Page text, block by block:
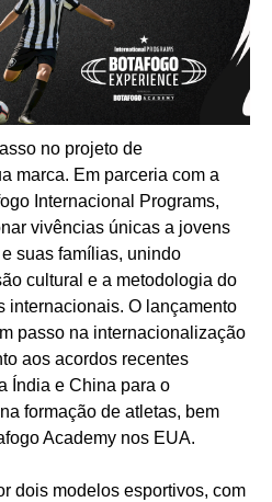
no projeto de
marca. Em parceria com a
Internacional Programs,
vivências únicas a jovens
suas famílias, unindo
cultural e a metodologia do
internacionais. O lançamento
passo na internacionalização
aos acordos recentes
Índia e China para o
formação de atletas, bem
Academy nos EUA.
dois modelos esportivos, com